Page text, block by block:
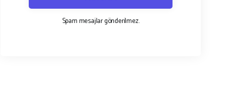
Spam mesajlar gönderilmez.